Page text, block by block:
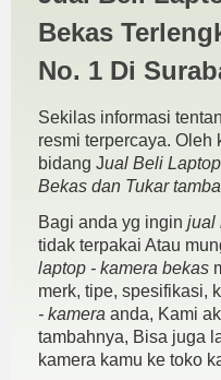
KAMERA
BELI
SURABAYA
Bekas
No. 1 Di
Sekilas informasi
resmi terpercaya. Oleh
bidang Jual Beli
Bekas dan Tukar
Bagi anda yg ingin jual
tidak terpakai Atau
laptop - kamera bekas
merk, tipe, spesifikasi,
- kamera anda, Kami
tambahnya, Bisa juga
kamera kamu ke toko